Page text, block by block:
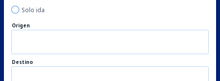
Solo ida
Origen
Destino